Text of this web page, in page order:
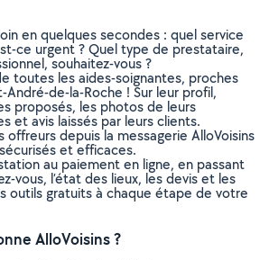
en quelques secondes : quel service
ce urgent ? Quel type de prestataire,
souhaitez-vous ?
toutes les aides-soignantes, proches
André-de-la-Roche ! Sur leur profil,
proposés, les photos de leurs
et avis laissés par leurs clients.
offreurs depuis la messagerie AlloVoisins
et efficaces.
au paiement en ligne, en passant
vous, l’état des lieux, les devis et les
outils gratuits à chaque étape de votre
AlloVoisins ?